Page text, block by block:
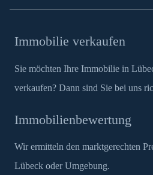
Immobilie verkaufen
Sie möchten Ihre Immobilie in
verkaufen? Dann sind Sie bei uns
Immobilienbewertung
Wir ermitteln den marktgerechten
Lübeck oder Umgebung.